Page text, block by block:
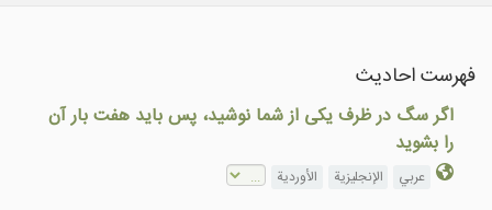
فهرست احادیث
اگر سگ در ظرف یکی از شما نوشید، پس باید هفت بار آن
را بشوید
عربي الإنجليزية الأوردية